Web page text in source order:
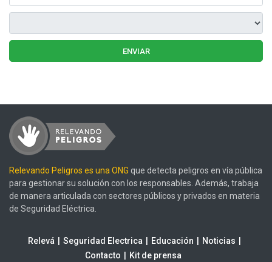
ENVIAR
Relevando Peligros es una ONG que detecta peligros en vía pública
para gestionar su solución con los responsables. Además, trabaja
de manera articulada con sectores públicos y privados en materia
de Seguridad Eléctrica.
Relevá Seguridad Electrica Educación
Noticias
Contacto
Kit de prensa